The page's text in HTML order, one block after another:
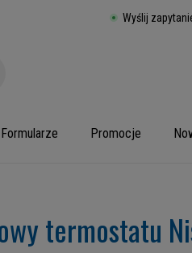
Wyślij
Formularze Promocje
termostatu